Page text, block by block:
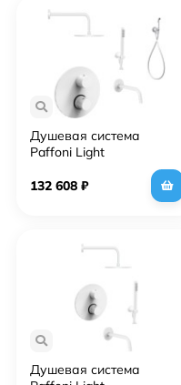
Душевая система
Paffoni Light
KITZLIQ019BO046KING с
термостатом и
гигиеническим душем
132 608 ₽
Душевая система